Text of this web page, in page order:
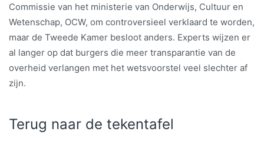
Commissie van het ministerie van Onderwijs, Cultuur en
Wetenschap, OCW, om controversieel verklaard te worden,
maar de Tweede Kamer besloot anders. Experts wijzen er
al langer op dat burgers die meer transparantie van de
overheid verlangen met het wetsvoorstel veel slechter af
zijn.
Terug naar de tekentafel